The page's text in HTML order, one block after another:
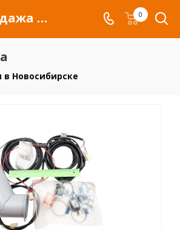
!!!Распродажа для автомобилей российских марок и сельхозтехники 0
в Новосибирске